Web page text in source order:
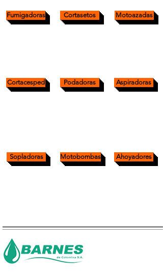
Fumigadoras Cortasetos Motoazadas
Cortacesped Podadoras Aspiradoras
Sopladoras Motobombas Ahoyadores